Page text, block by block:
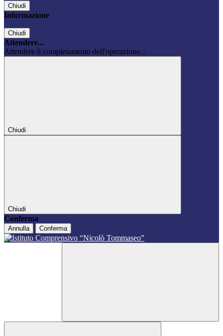
Chiudi
Informazione
Chiudi
Attendere...
Attendere il completamento dell'operazione...
Chiudi
Chiudi
Conferma
Annulla Conferma